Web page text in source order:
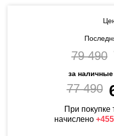
79 490
за
77 490
При покупке
начислено +455